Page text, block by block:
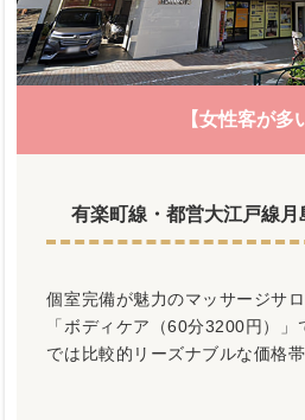
【女性客が多
有楽町線・都営大江戸線
個室完備が魅力のマッサージサ
「ボディケア（60分3200円）」
では比較的リーズナブルな価格帯